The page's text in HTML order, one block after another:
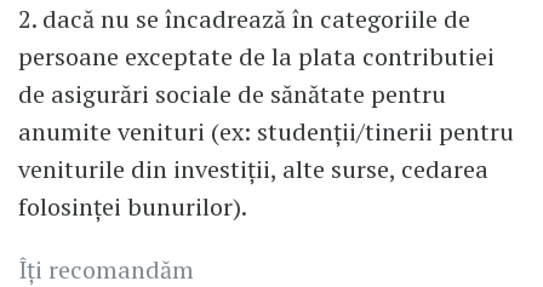
2. dacă nu se încadrează în categoriile de
persoane exceptate de la plata contributiei
de asigurări sociale de sănătate pentru
anumite venituri (ex: studenţii/tinerii pentru
veniturile din investiţii, alte surse, cedarea
folosinţei bunurilor).
Îți recomandăm